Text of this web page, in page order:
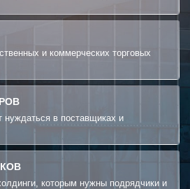
и коммерческих торговых
нуждаться в поставщиках и
которым нужны подрядчики и